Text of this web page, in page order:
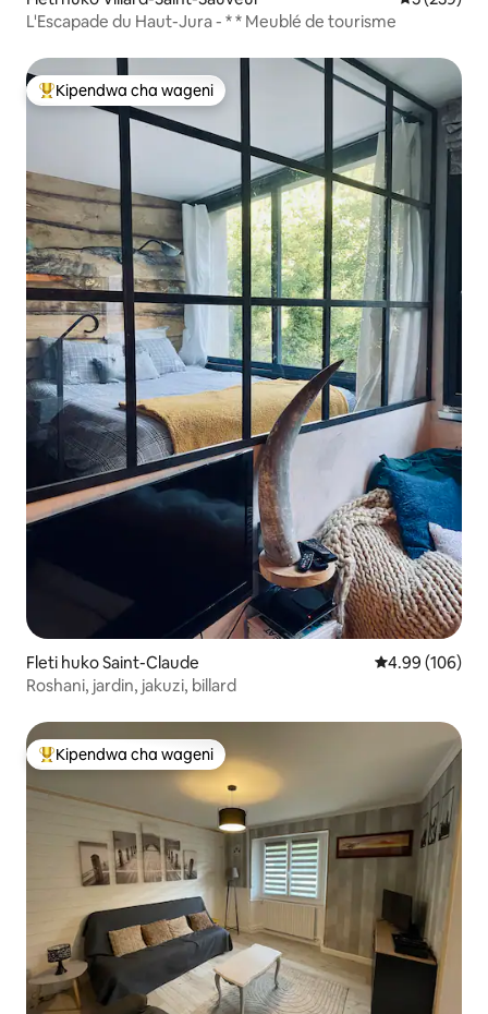
L'Escapade du Haut-Jura - * * Meublé de tourisme
Kipendwa maarufu cha wageni
Kipendwa cha wageni
Fleti huko Saint-Claude Ukadiriaji wa
4.99 (106)
Roshani, jardin, jakuzi, billard
Kipendwa maarufu cha wageni
Kipendwa cha wageni